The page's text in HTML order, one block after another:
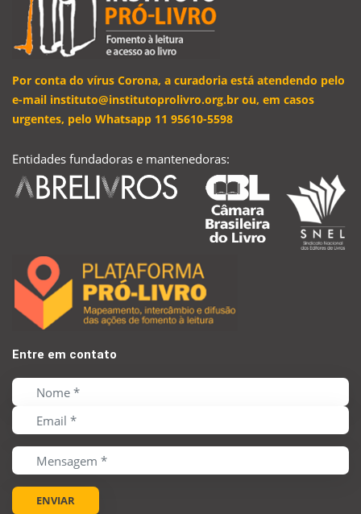
Por conta do vírus Corona, a curadoria está atendendo pelo
e-mail instituto@institutoprolivro.org.br ou, em casos
urgentes, pelo Whatsapp 11 95610-5598
Entidades fundadoras e mantenedoras:
Entre em contato